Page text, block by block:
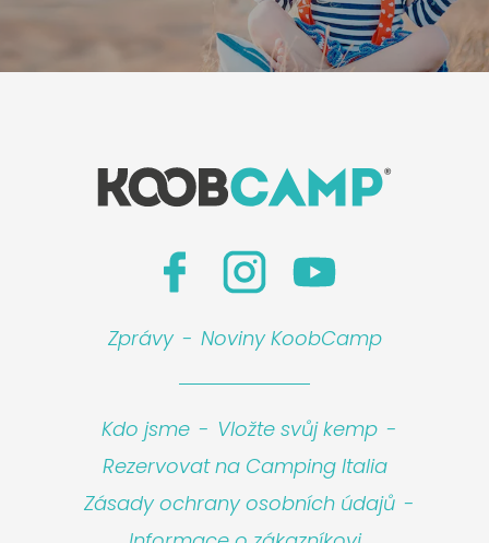
Zprávy - Noviny KoobCamp
Kdo jsme - Vložte svůj kemp -
Rezervovat na Camping Italia
Zásady ochrany osobních údajů -